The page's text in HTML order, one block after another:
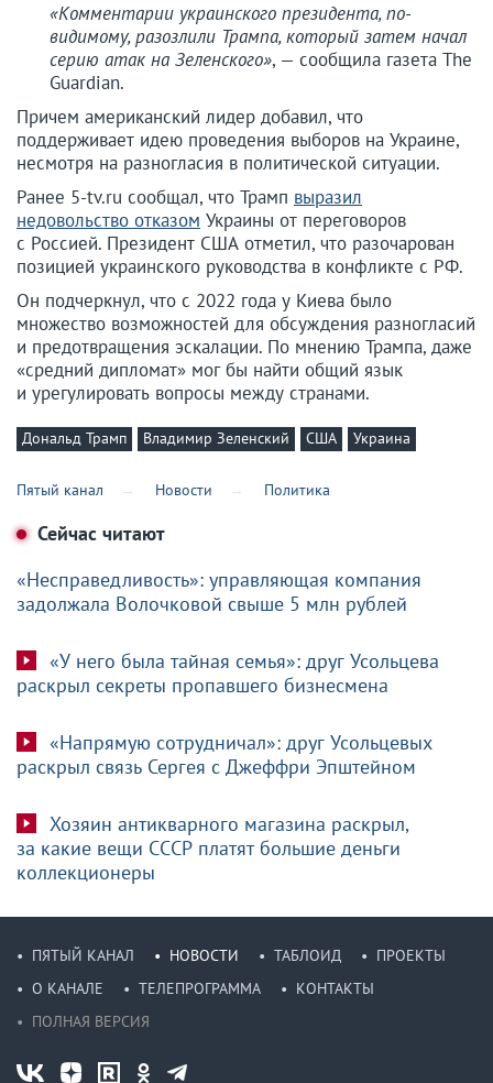
«Комментарии украинского президента, по-
видимому, разозлили Трампа, который затем начал
серию атак на Зеленского», — сообщила газета The
Guardian.
Причем американский лидер добавил, что
поддерживает идею проведения выборов на Украине,
несмотря на разногласия в политической ситуации.
Ранее 5-tv.ru сообщал, что Трамп выразил
недовольство отказом Украины от переговоров
с Россией. Президент США отметил, что разочарован
позицией украинского руководства в конфликте с РФ.
Он подчеркнул, что с 2022 года у Киева было
множество возможностей для обсуждения разногласий
и предотвращения эскалации. По мнению Трампа, даже
«средний дипломат» мог бы найти общий язык
и урегулировать вопросы между странами.
Дональд Трамп Владимир Зеленский США Украина
Пятый канал Новости Политика
Сейчас читают
«Несправедливость»: управляющая компания
задолжала Волочковой свыше 5 млн рублей
«У него была тайная семья»: друг Усольцева
раскрыл секреты пропавшего бизнесмена
«Напрямую сотрудничал»: друг Усольцевых
раскрыл связь Сергея с Джеффри Эпштейном
Хозяин антикварного магазина раскрыл,
за какие вещи СССР платят большие деньги
коллекционеры
ПЯТЫЙ КАНАЛ НОВОСТИ ТАБЛОИД
ПРОЕКТЫ
О КАНАЛЕ
ТЕЛЕПРОГРАММА
КОНТАКТЫ
ПОЛНАЯ ВЕРСИЯ